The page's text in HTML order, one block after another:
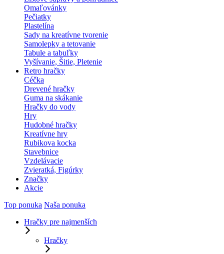
Omaľovánky
Pečiatky
Plastelína
Sady na kreatívne tvorenie
Samolepky a tetovanie
Tabule a tabuľky
Vyšívanie, Šitie, Pletenie
Retro hračky
Céčka
Drevené hračky
Guma na skákanie
Hračky do vody
Hry
Hudobné hračky
Kreatívne hry
Rubikova kocka
Stavebnice
Vzdelávacie
Zvieratká, Figúrky
Značky
Akcie
Top ponuka Naša ponuka
Hračky pre najmenších
Hračky